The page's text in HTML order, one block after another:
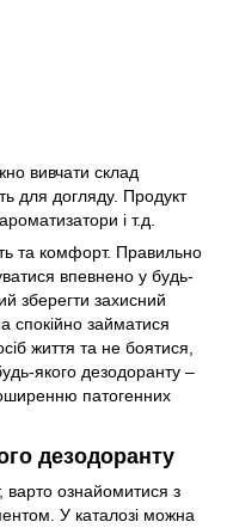
вивчати склад
для догляду. Продукт
і т.д.
та комфорт. Правильно
впевнено у будь-
зберегти захисний
спокійно займатися
життя та не боятися,
якого дезодоранту –
патогенних
дезодоранту
варто ознайомитися з
У каталозі можна